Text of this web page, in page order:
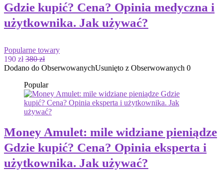
Gdzie kupić? Cena? Opinia medyczna i
użytkownika. Jak używać?
Popularne towary
190 zł 380 zł
Dodano do ObserwowanychUsunięto z Obserwowanych 0
Popular
Money Amulet: mile widziane pieniądze
Gdzie kupić? Cena? Opinia eksperta i
użytkownika. Jak używać?